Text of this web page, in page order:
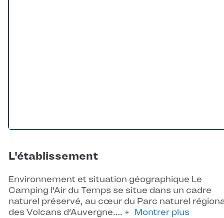
L'établissement
Environnement et situation géographique Le
Camping l’Air du Temps se situe dans un cadre
naturel préservé, au cœur du Parc naturel
des Volcans d’Auvergne.…
Montrer plus